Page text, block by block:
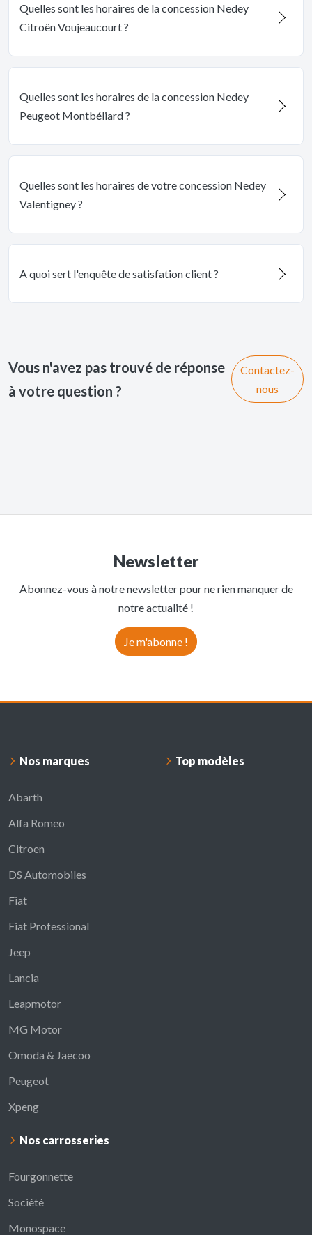
Quelles sont les horaires de la concession Nedey
Citroën Voujeaucourt ?
Quelles sont les horaires de la concession Nedey
Peugeot Montbéliard ?
Quelles sont les horaires de votre concession Nedey
Valentigney ?
A quoi sert l'enquête de satisfation client ?
Vous n'avez pas trouvé de réponse
à votre question ?
Contactez-
nous
Newsletter
Abonnez-vous à notre newsletter pour ne rien manquer de
notre actualité !
Je m'abonne !
Nos marques
Abarth
Alfa Romeo
Citroen
DS Automobiles
Fiat
Fiat Professional
Jeep
Lancia
Leapmotor
MG Motor
Omoda & Jaecoo
Peugeot
Xpeng
Top modèles
Nos carrosseries
Fourgonnette
Société
Monospace